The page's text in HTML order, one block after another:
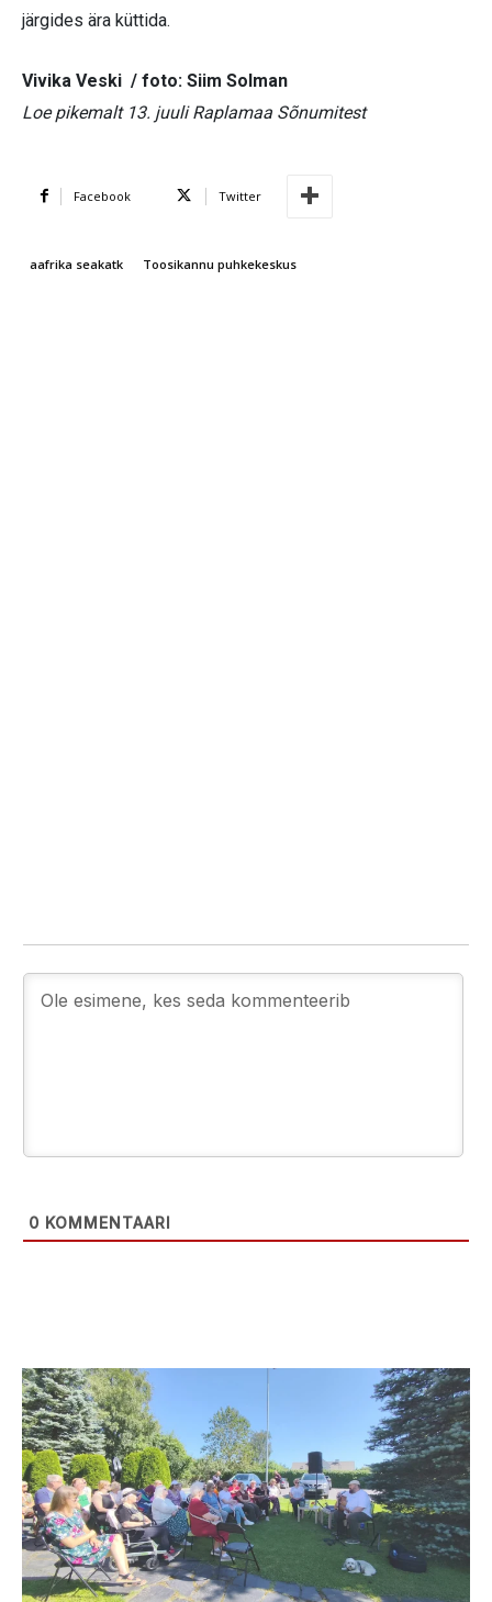
järgides ära küttida.
Vivika Veski / foto: Siim Solman
Loe pikemalt 13. juuli Raplamaa Sõnumitest
Facebook Twitter
aafrika seakatk Toosikannu puhkekeskus
0 KOMMENTAARI